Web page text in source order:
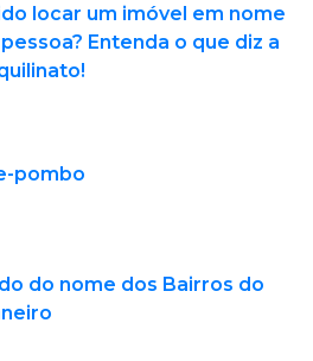
locar um imóvel em nome
Entenda o que diz a
pombo
do nome dos Bairros do